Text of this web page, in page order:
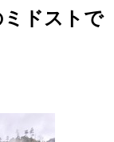
ドストで